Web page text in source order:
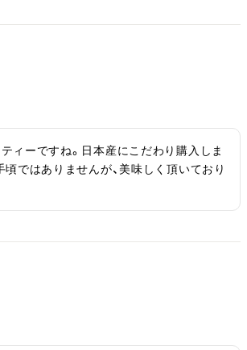
ィーですね。日本産にこだわり購入しま
頃ではありませんが、美味しく頂いており